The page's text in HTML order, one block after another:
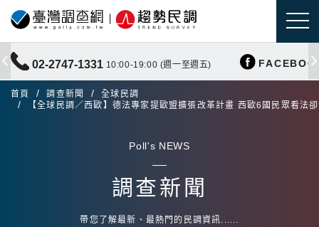
02-2747-1331 10:00-19:00 (週一至週五)
首頁 調查新聞
全球民調
【全球民調／西歐】德法專家提歐盟擴張改革計畫 西歐6國民眾看法
Poll's NEWS
調查新聞
帶您了解最新、最熱門的民調資訊......